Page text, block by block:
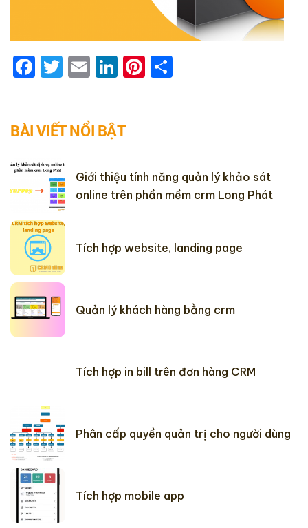
Facebook
Twitter
EmailLinkedIn
Pinterest
BÀI VIẾT NỔI BẬT
Giới thiệu tính năng quản lý khảo sát
online trên phần mềm crm Long Phát
Tích hợp website, landing page
Quản lý khách hàng bằng crm
Tích hợp in bill trên đơn hàng CRM
Phân cấp quyền quản trị cho người dùng
Tích hợp mobile app